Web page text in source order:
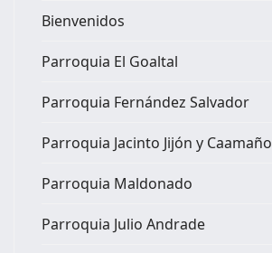
Bienvenidos
Parroquia El Goaltal
Parroquia Fernández Salvador
Parroquia Jacinto Jijón y Caamaño
Parroquia Maldonado
Parroquia Julio Andrade